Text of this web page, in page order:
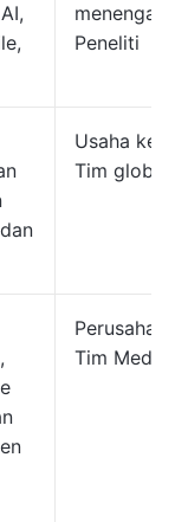
menengah,
Peneliti
Usaha
Tim global
Tim Media